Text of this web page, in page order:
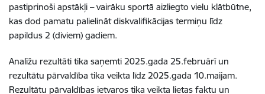
pastiprinoši apstākļi – vairāku sportā aizliegto vielu klātbūtne,
kas dod pamatu palielināt diskvalifikācijas termiņu līdz
papildus 2 (diviem) gadiem.
Analīžu rezultāti tika saņemti 2025.gada 25.februārī un
rezultātu pārvaldība tika veikta līdz 2025.gada 10.maijam.
Rezultātu pārvaldības ietvaros tika veikta lietas faktu un